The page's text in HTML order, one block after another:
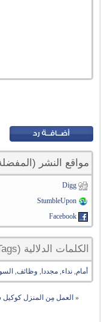
مواقع النشر
Digg
StumbleUpon
Facebook
الكلمات الدلالية (Tags)
أمام,نداء,مجددا , وظائف,
« العمل مِن المنزل كوكيل